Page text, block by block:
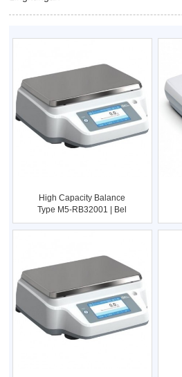
High Capacity Balance
Type M5-RB32001 | Bel
Engine